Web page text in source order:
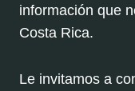
información que
Costa Rica.
Le invitamos a